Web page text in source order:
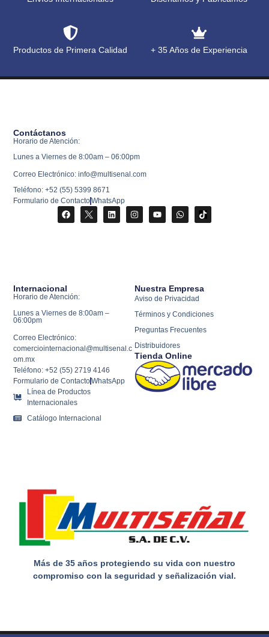
Productos de Primera Calidad + 35 Años de Experiencia
Más de 35 años protegiendo su vida con nuestro
compromiso con la seguridad y señalización vial.
Nuestra Empresa
Aviso de Privacidad
Términos y Condiciones
Preguntas Frecuentes
Distribuidores
Tienda Online
Internacional
Horario de Atención:
Lunes a Viernes de 8:00am –
06:00pm
Correo Electrónico:
comerciointernacional@multisenal.c
om.mx
Teléfono: +52 (55) 2719 4146
Formulario de ContactoWhatsApp
Línea de Productos
Internacionales
Catálogo Internacional
Contáctanos
Horario de Atención:
Lunes a Viernes de 8:00am – 06:00pm
Correo Electrónico: info@multisenal.com
Teléfono: +52 (55) 5399 8671
Formulario de ContactoWhatsApp